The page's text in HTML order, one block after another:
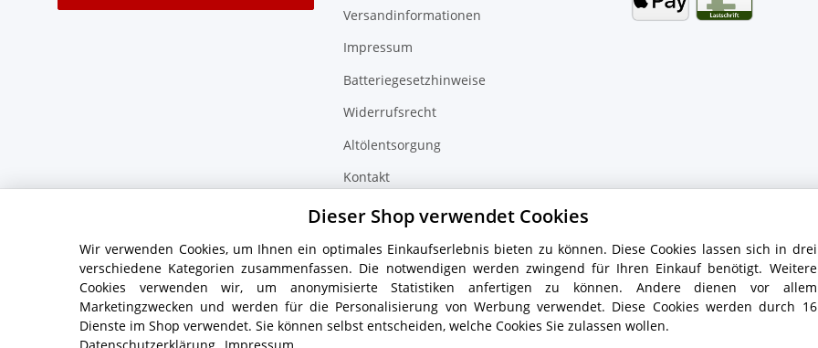
Versandinformationen
Impressum
Batteriegesetzhinweise
Widerrufsrecht
Altölentsorgung
Kontakt
Zubehör Finder
* Alle Preise inkl. gesetzlicher USt., zzgl.
Dieser Shop verwendet Cookies
Wir verwenden Cookies, um Ihnen ein optimales Einkaufserlebnis bieten zu können. Diese Cookies lassen sich in drei
verschiedene Kategorien zusammenfassen. Die notwendigen werden zwingend für Ihren Einkauf benötigt. Weitere
Cookies verwenden wir, um anonymisierte Statistiken anfertigen zu können. Andere dienen vor allem
Marketingzwecken und werden für die Personalisierung von Werbung verwendet. Diese Cookies werden durch 16
Dienste im Shop verwendet. Sie können selbst entscheiden, welche Cookies Sie zulassen wollen.